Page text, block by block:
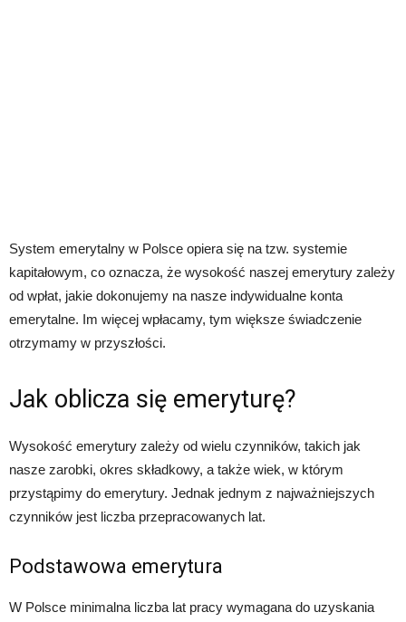
System emerytalny w Polsce opiera się na tzw. systemie
kapitałowym, co oznacza, że wysokość naszej emerytury zależy
od wpłat, jakie dokonujemy na nasze indywidualne konta
emerytalne. Im więcej wpłacamy, tym większe świadczenie
otrzymamy w przyszłości.
Jak oblicza się emeryturę?
Wysokość emerytury zależy od wielu czynników, takich jak
nasze zarobki, okres składkowy, a także wiek, w którym
przystąpimy do emerytury. Jednak jednym z najważniejszych
czynników jest liczba przepracowanych lat.
Podstawowa emerytura
W Polsce minimalna liczba lat pracy wymagana do uzyskania